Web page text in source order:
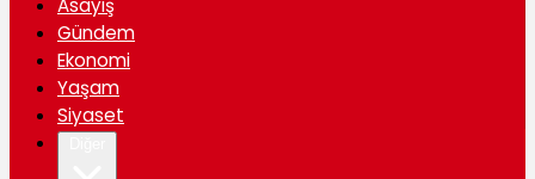
Asayiş
Gündem
Ekonomi
Yaşam
Siyaset